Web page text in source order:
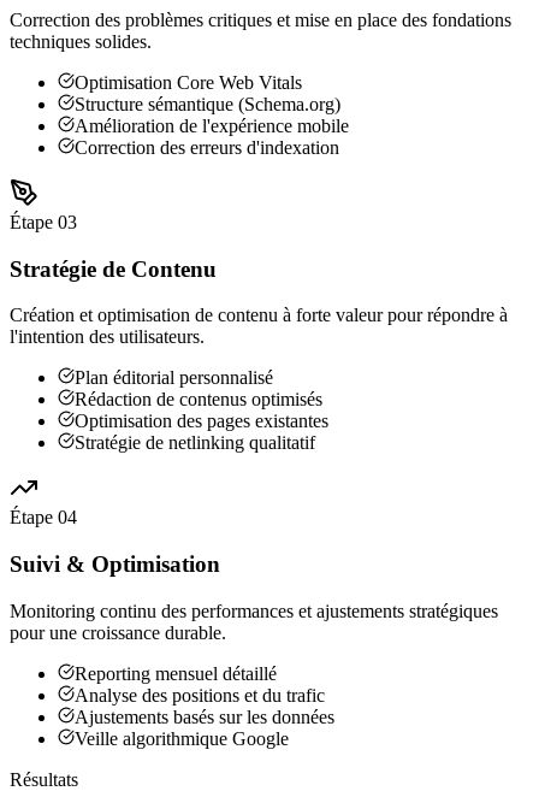
Correction des problèmes critiques et mise en place des fondations
techniques solides.
Optimisation Core Web Vitals
Structure sémantique (Schema.org)
Amélioration de l'expérience mobile
Correction des erreurs d'indexation
Étape 03
Stratégie de Contenu
Création et optimisation de contenu à forte valeur pour répondre à
l'intention des utilisateurs.
Plan éditorial personnalisé
Rédaction de contenus optimisés
Optimisation des pages existantes
Stratégie de netlinking qualitatif
Étape 04
Suivi & Optimisation
Monitoring continu des performances et ajustements stratégiques
pour une croissance durable.
Reporting mensuel détaillé
Analyse des positions et du trafic
Ajustements basés sur les données
Veille algorithmique Google
Résultats